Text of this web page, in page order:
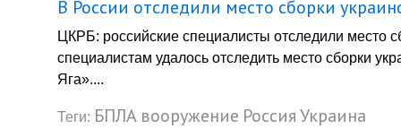
В России отследили место сборки
ЦКРБ: российские специалисты отследили место
специалистам удалось отследить место сборки
Яга»....
Теги: БПЛА вооружение РоссияУкраина